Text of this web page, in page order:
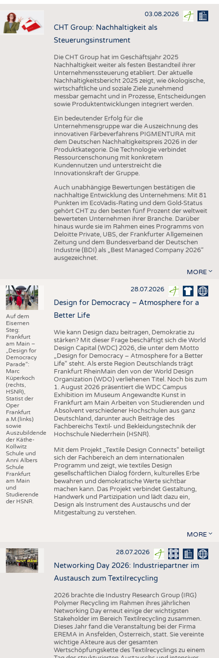
HAUS- UND HEIMTEXTILIEN
BEKLEIDUNG
AUSSCHREIBUNGEN
DTV AUSSCHREIBUNGSDIENST
STATISTICS
ADRESSEN & LINKS
PUBLIKATIONEN
BRANCHENTERMINE
03.08.2026
CHT Group: Nachhaltigkeit als
Steuerungsinstrument
Die CHT Group hat im Geschäftsjahr 2025
Nachhaltigkeit weiter als festen Bestandteil ihrer
Unternehmenssteuerung etabliert. Der aktuelle
Nachhaltigkeitsbericht 2025 zeigt, wie ökologische,
wirtschaftliche und soziale Ziele zunehmend
messbar gemacht und in Prozesse, Entscheidungen
sowie Produktentwicklungen integriert werden.
Ein bedeutender Erfolg für die
Unternehmensgruppe war die Auszeichnung des
innovativen Färbeverfahrens PIGMENTURA mit
dem Deutschen Nachhaltigkeitspreis 2026 in der
Produktkategorie. Die Technologie verbindet
Ressourcenschonung mit konkretem
Kundennutzen und unterstreicht die
Innovationskraft der Gruppe.
Auch unabhängige Bewertungen bestätigen die
nachhaltige Entwicklung des Unternehmens: Mit 81
Punkten im EcoVadis-Rating und dem Gold-Status
gehört CHT zu den besten fünf Prozent der weltweit
bewerteten Unternehmen ihrer Branche. Darüber
hinaus wurde sie im Rahmen eines Programms von
Deloitte Private, UBS, der Frankfurter Allgemeinen
Zeitung und dem Bundesverband der Deutschen
Industrie (BDI) als „Best Managed Company 2026“
ausgezeichnet.
MORE
Auf dem
Eisernen
Steg:
Frankfurt
am Main –
„Design for
Democracy
Parade“:
Marc
Küperkoch
(rechts,
HSNR),
Statist der
Oper
Frankfurt
a.M.(links)
sowie
Auszubildende
der Käthe-
Kollwitz
Schule und
Anni Albers
Schule
Frankfurt
am Main
und
Studierende
der HSNR.
28.07.2026
Design for Democracy – Atmosphere for a
Better Life
Wie kann Design dazu beitragen, Demokratie zu
stärken? Mit dieser Frage beschäftigt sich die World
Design Capital (WDC) 2026, die unter dem Motto
„Design for Democracy – Atmosphere for a Better
Life“ steht. Als erste Region Deutschlands trägt
Frankfurt RheinMain den von der World Design
Organization (WDO) verliehenen Titel. Noch bis zum
1. August 2026 präsentiert die WDC Campus
Exhibition im Museum Angewandte Kunst in
Frankfurt am Main Arbeiten von Studierenden und
Absolvent verschiedener Hochschulen aus ganz
Deutschland, darunter auch Beiträge des
Fachbereichs Textil- und Bekleidungstechnik der
Hochschule Niederrhein (HSNR).
Mit dem Projekt „Textile Design Connects“ beteiligt
sich der Fachbereich an dem internationalen
Programm und zeigt, wie textiles Design
gesellschaftlichen Dialog fördern, kulturelles Erbe
bewahren und demokratische Werte sichtbar
machen kann. Das Projekt verbindet Gestaltung,
Handwerk und Partizipation und lädt dazu ein,
Design als Instrument des Austauschs und der
Mitgestaltung zu verstehen.
MORE
28.07.2026
Networking Day 2026: Industriepartner im
Austausch zum Textilrecycling
2026 brachte die Industry Research Group (IRG)
Polymer Recycling im Rahmen ihres jährlichen
Networking Day erneut einige der wichtigsten
Stakeholder im Bereich Textilrecycling zusammen.
Dieses Jahr fand die Veranstaltung bei der Firma
EREMA in Ansfelden, Österreich, statt. Sie vereinte
wichtige Akteure aus der gesamten
Wertschöpfungskette des Textilrecyclings zu einem